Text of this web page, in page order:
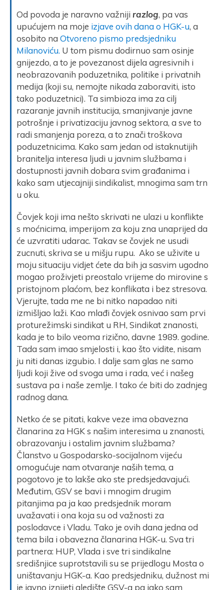
Od povoda je naravno važniji razlog, pa vas
upućujem na moje izjave ovih dana o HGK-u, a
osobito na Otvoreno pismo predsjedniku
Milanoviću. U tom pismu dodirnuo sam osinje
gnijezdo, a to je povezanost dijela agresivnih i
neobrazovanih poduzetnika, politike i privatnih
medija (koji su, nemojte nikada zaboraviti, isto
tako poduzetnici). Ta simbioza ima za cilj
razaranje javnih institucija, smanjivanje javne
potrošnje i privatizaciju javnog sektora, a sve to
radi smanjenja poreza, a to znači troškova
poduzetnicima. Kako sam jedan od istaknutijih
branitelja interesa ljudi u javnim službama i
dostupnosti javnih dobara svim građanima i
kako sam utjecajniji sindikalist, mnogima sam trn
u oku.
Čovjek koji ima nešto skrivati ne ulazi u konflikte
s moćnicima, imperijom za koju zna unaprijed da
će uzvratiti udarac. Takav se čovjek ne usudi
zucnuti, skriva se u mišju rupu. Ako se uživite u
moju situaciju vidjet ćete da bih ja sasvim ugodno
mogao proživjeti preostalo vrijeme do mirovine s
pristojnom plaćom, bez konflikata i bez stresova.
Vjerujte, tada me ne bi nitko napadao niti
izmišljao laži. Kao mlađi čovjek osnivao sam prvi
proturežimski sindikat u RH, Sindikat znanosti,
kada je to bilo veoma rizično, davne 1989. godine.
Tada sam imao smjelosti i, kao što vidite, nisam
ju niti danas izgubio. I dalje sam glas ne samo
ljudi koji žive od svoga uma i rada, već i našeg
sustava pa i naše zemlje. I tako će biti do zadnjeg
radnog dana.
Netko će se pitati, kakve veze ima obavezna
članarina za HGK s našim interesima u znanosti,
obrazovanju i ostalim javnim službama?
Članstvo u Gospodarsko-socijalnom vijeću
omogućuje nam otvaranje naših tema, a
pogotovo je to lakše ako ste predsjedavajući.
Međutim, GSV se bavi i mnogim drugim
pitanjima pa ja kao predsjednik moram
uvažavati i ona koja su od važnosti za
poslodavce i Vladu. Tako je ovih dana jedna od
tema bila i obavezna članarina HGK-u. Sva tri
partnera: HUP, Vlada i sve tri sindikalne
središnjice suprotstavili su se prijedlogu Mosta o
uništavanju HGK-a. Kao predsjedniku, dužnost mi
je javno iznijeti gledište GSV-a pa iako sam